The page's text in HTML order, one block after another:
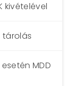
kivételével
tárolás
MDD